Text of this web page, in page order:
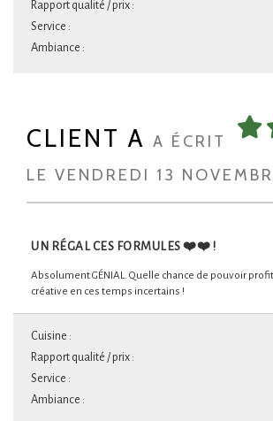
Rapport qualité / prix :
Service :
Ambiance :
CLIENT A A ÉCRIT
LE VENDREDI 13
UN RÉGAL CES FORMULES ❤️❤️ !
Absolument GÉNIAL. Quelle chance de pouvoir
créative en ces temps incertains !
Cuisine :
Rapport qualité / prix :
Service :
Ambiance :